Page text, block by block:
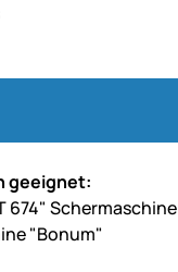
geeignet:
674" Schermaschine
"Bonum"